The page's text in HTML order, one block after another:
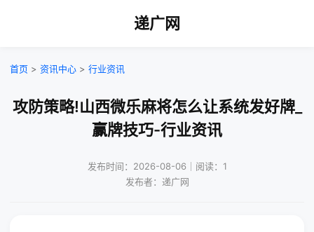
递广网
首页 > 资讯中心 > 行业资讯
攻防策略!山西微乐麻将怎么让系统发好牌_
赢牌技巧-行业资讯
发布时间：2026-08-06｜阅读：1
发布者：递广网